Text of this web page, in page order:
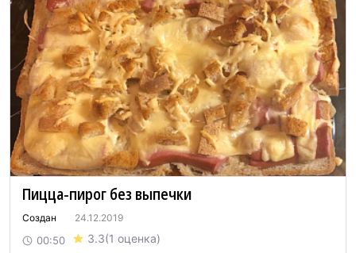
Пицца-пирог без выпечки
Создан 24.12.2019
00:50 3.3(1 оценка)